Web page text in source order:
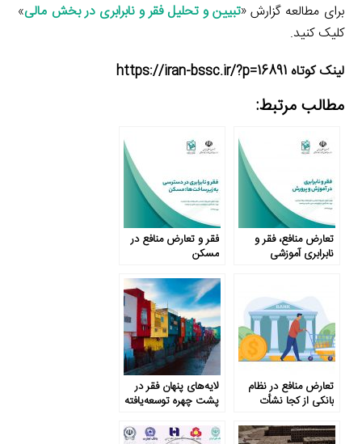
برای مطالعه گزارش «تبیین و تحلیل فقر و نابرابری در بخش مالی»
کلیک کنید.
لینک کوتاه https://iran-bssc.ir/?p=16891
مطالب مرتبط:
تعارض منافع، فقر و
نابرابری آموزشی
فقر و تعارض منافع در
مسکن
تعارض منافع در نظام
بانکی از کجا نشأت
لایه‌های پنهان فقر در
پشت چهره توسعه‌یافته